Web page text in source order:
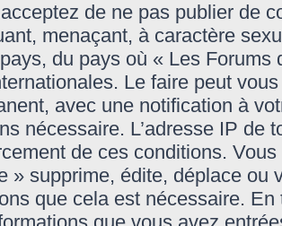
de ne pas publier de
menaçant, à caractère
du pays où « Les
Le faire peut
avec une notification à
nécessaire. L’adresse IP de
de ces conditions.
» supprime, édite, déplace ou
que cela est nécessaire.